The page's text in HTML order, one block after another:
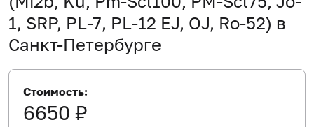
1, SRP, PL-7, PL-12 EJ, OJ, Ro-52) в
Санкт-Петербурге
Стоимость:
6650 ₽